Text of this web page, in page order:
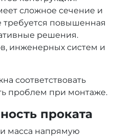
сложное сечение и
требуется повышенная
решения.
инженерных систем и
соответствовать
проблем при монтаже.
проката
масса напрямую